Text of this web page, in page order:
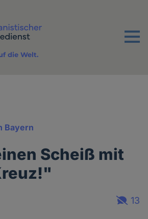
Menu
die Welt.
Bayern
Scheiß mit
13